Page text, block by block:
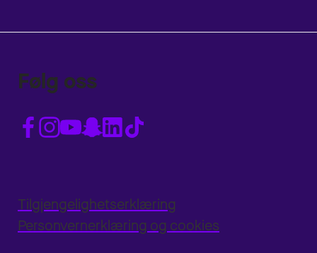
Følg oss
Tilgjengelighetserklæring
Personvernerklæring og cookies